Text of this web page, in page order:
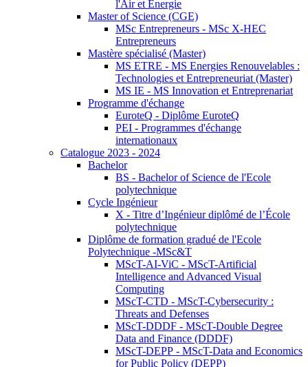
l'Air et Energie
Master of Science (CGE)
MSc Entrepreneurs - MSc X-HEC
Entrepreneurs
Mastère spécialisé (Master)
MS ETRE - MS Energies Renouvelables :
Technologies et Entrepreneuriat (Master)
MS IE - MS Innovation et Entreprenariat
Programme d'échange
EuroteQ - Diplôme EuroteQ
PEI - Programmes d'échange
internationaux
Catalogue 2023 - 2024
Bachelor
BS - Bachelor of Science de l'Ecole
polytechnique
Cycle Ingénieur
X - Titre d’Ingénieur diplômé de l’École
polytechnique
Diplôme de formation gradué de l'Ecole
Polytechnique -MSc&T
MScT-AI-ViC - MScT-Artificial
Intelligence and Advanced Visual
Computing
MScT-CTD - MScT-Cybersecurity :
Threats and Defenses
MScT-DDDF - MScT-Double Degree
Data and Finance (DDDF)
MScT-DEPP - MScT-Data and Economics
for Public Policy (DEPP)